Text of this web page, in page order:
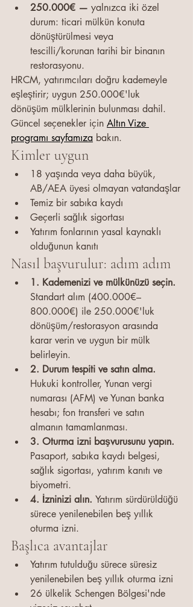
250.000€ — yalnızca iki özel
durum: ticari mülkün konuta
dönüştürülmesi veya
tescilli/korunan tarihi bir binanın
restorasyonu.
HRCM, yatırımcıları doğru kademeyle
eşleştirir; uygun 250.000€'luk
dönüşüm mülklerinin bulunması dahil.
Güncel seçenekler için Altın Vize
programı sayfamıza bakın.
Kimler uygun
18 yaşında veya daha büyük,
AB/AEA üyesi olmayan vatandaşlar
Temiz bir sabıka kaydı
Geçerli sağlık sigortası
Yatırım fonlarının yasal kaynaklı
olduğunun kanıtı
Nasıl başvurulur: adım adım
1. Kademenizi ve mülkünüzü seçin.
Standart alım (400.000€–
800.000€) ile 250.000€'luk
dönüşüm/restorasyon arasında
karar verin ve uygun bir mülk
belirleyin.
2. Durum tespiti ve satın alma.
Hukuki kontroller, Yunan vergi
numarası (AFM) ve Yunan banka
hesabı; fon transferi ve satın
almanın tamamlanması.
3. Oturma izni başvurusunu yapın.
Pasaport, sabıka kaydı belgesi,
sağlık sigortası, yatırım kanıtı ve
biyometri.
4. İzninizi alın. Yatırım sürdürüldüğü
sürece yenilenebilen beş yıllık
oturma izni.
Başlıca avantajlar
Yatırım tutulduğu sürece süresiz
yenilenebilen beş yıllık oturma izni
26 ülkelik Schengen Bölgesi'nde